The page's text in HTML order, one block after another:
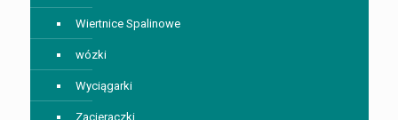
Wiertnice Spalinowe
wózki
Wyciągarki
Zacieraczki